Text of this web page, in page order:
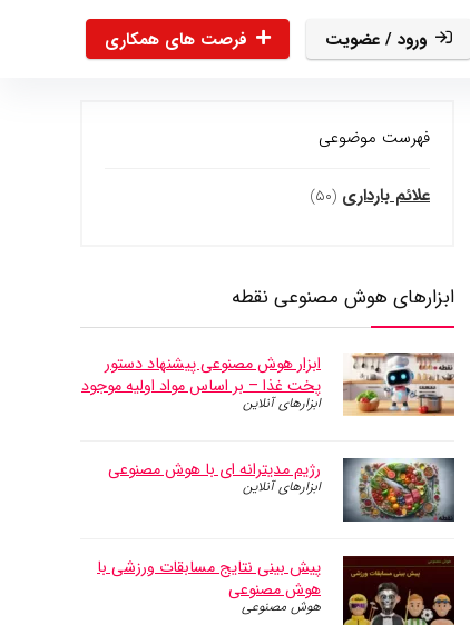
ورود / عضویت فرصت های همکاری
فهرست موضوعی
علائم بارداری (۵۰)
ابزارهای هوش مصنوعی نقطه
ابزار هوش مصنوعی پیشنهاد دستور
پخت غذا – بر اساس مواد اولیه موجود
ابزارهای آنلاین
رژیم مدیترانه ای با هوش مصنوعی
ابزارهای آنلاین
پیش بینی نتایج مسابقات ورزشی با
هوش مصنوعی
هوش مصنوعی